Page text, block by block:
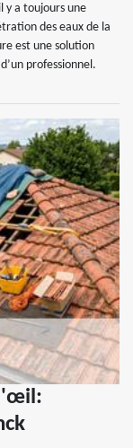
y a toujours une
des eaux de la
est une solution
professionnel.